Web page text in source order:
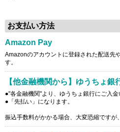
お支払い方法
Amazon Pay
Amazonのアカウントに登録された配送先
す。
【他金融機関から】ゆうちょ銀
●"各金融機関"より、ゆうちょ銀行にご入金
● 「先払い」 になります。
振込手数料がかかる場合、大変恐縮ですが